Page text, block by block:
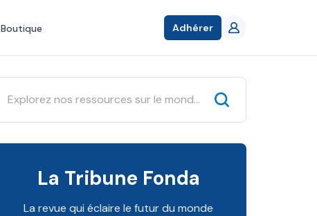
Boutique Adhérer
La Tribune Fonda
La revue qui éclaire le futur du monde